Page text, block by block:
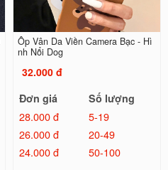
Ốp Vân Da Viền Camera Bạc - Hì
nh Nổi Dog
32.000 đ
Đơn giá
Số lượng
28.000 đ
5-19
26.000 đ
20-49
24.000 đ
50-100